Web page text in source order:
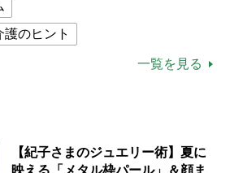
のヒント
バイバル術
一覧を見る
【紀子さまのジュエリー術】夏に
映える「メタル枠パール」＆顔ま